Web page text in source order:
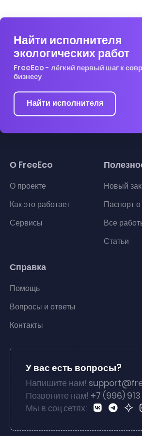
Найти исполнителя
экологических работ
FreeEco - лёгкий первый шаг к
бизнесу
Найти исполнителя
О FreeEco
О проекте
Как это работает
Сервисы
Новый
Паспорт
Все
Статьи
Справка
Помощь
Вопросы и ответы
Контакты
У вас есть вопросы?
Напишите нам!
Позвоните нам! +7 (996) 913
Мы в соц.сетях: